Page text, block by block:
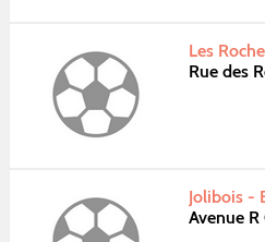
Les
Rue des
Jolibois -
Avenue